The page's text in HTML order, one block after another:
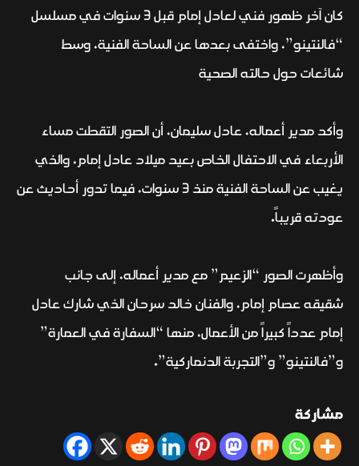
كان آخر ظهور فني لعادل إمام قبل 3 سنوات في مسلسل
“فالنتينو”، واختفى بعدها عن الساحة الفنية، وسط
شائعات حول حالته الصحية
وأكد مدير أعماله، عادل سليمان، أن الصور التقطت مساء
الأربعاء في الاحتفال الخاص بعيد ميلاد عادل إمام، والذي
يغيب عن الساحة الفنية منذ 3 سنوات، فيما تدور أحاديث عن
عودته قريباً.
وأظهرت الصور “الزعيم” مع مدير أعماله، إلى جانب
شقيقه عصام إمام، والفنان خالد سرحان الذي شارك عادل
إمام عدداً كبيراً من الأعمال، منها “السفارة في العمارة”
و”فالنتينو” و”التجربة الدنماركية”.
مشاركة